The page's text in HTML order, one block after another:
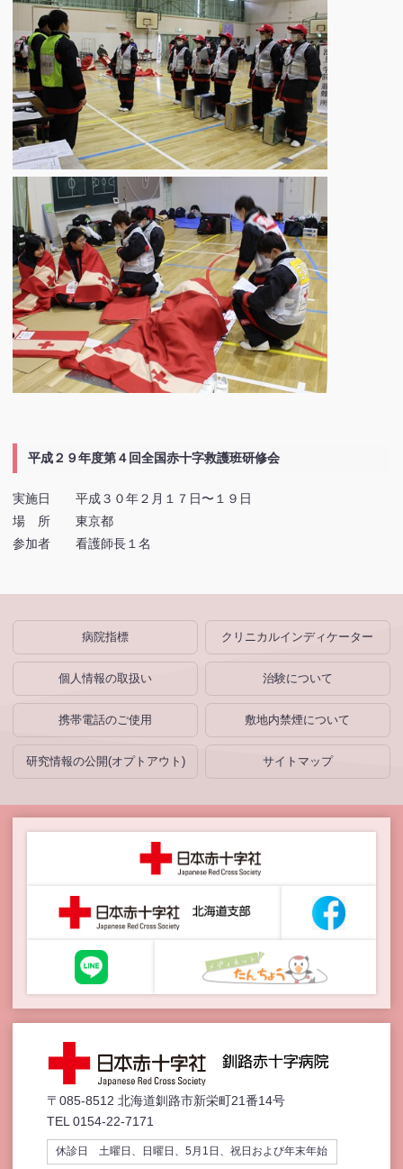
平成２９年度第４回全国赤十字救護班研修会
実施日 平成３０年２月１７日〜１９日
場 所 東京都
参加者 看護師長１名
病院指標 クリニカルインディケーター
個人情報の取扱い 治験について
携帯電話のご使用 敷地内禁煙について
研究情報の公開(オプトアウト) サイトマップ
〒085-8512 北海道釧路市新栄町21番14号
TEL 0154-22-7171
休診日 土曜日、日曜日、5月1日、祝日および年末年始